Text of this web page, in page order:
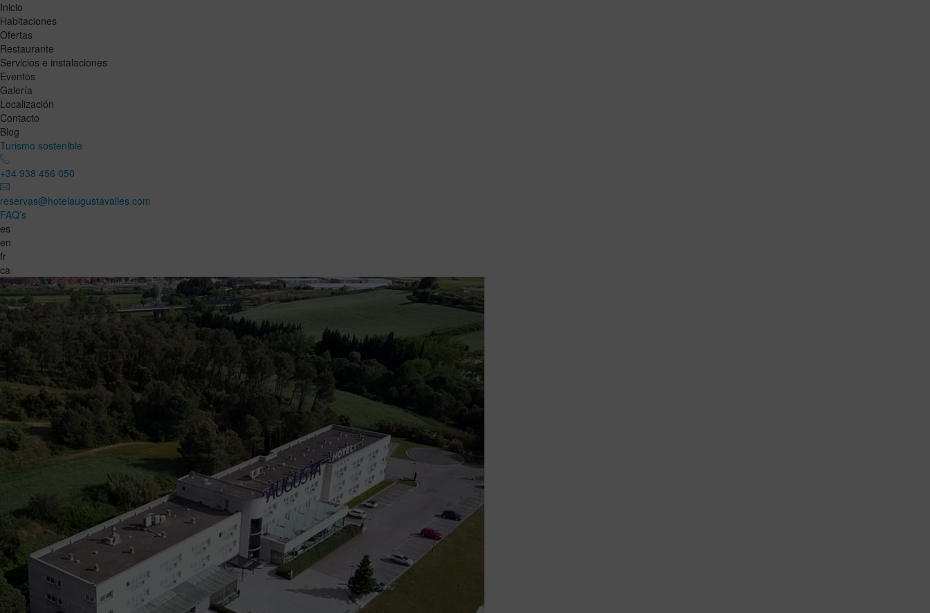
Inicio
Habitaciones
Ofertas
Restaurante
Servicios e instalaciones
Eventos
Galería
Localización
Contacto
Blog
Turismo sostenible
+34 938 456 050
reservas@hotelaugustavalles.com
FAQ’s
es
en
fr
ca